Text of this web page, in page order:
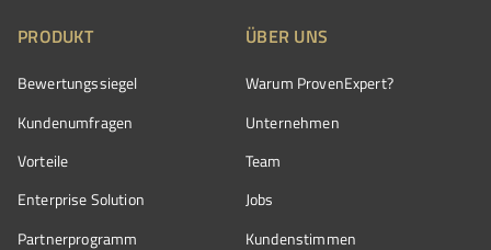
PRODUKT
Bewertungssiegel
Kundenumfragen
Vorteile
Enterprise Solution
Partnerprogramm
ÜBER UNS
Warum ProvenExpert?
Unternehmen
Team
Jobs
Kundenstimmen